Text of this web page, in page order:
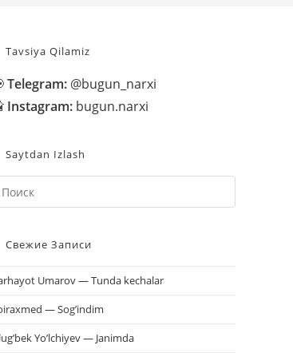
Tavsiya Qilamiz
Telegram: @bugun_narxi
Instagram: bugun.narxi
Saytdan Izlash
клавишу
Свежие Записи
Umarov — Tunda kechalar
— Sog’indim
Yo’lchiyev — Janimda